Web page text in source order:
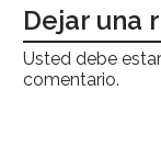
Dejar una
Usted debe estar
comentario.